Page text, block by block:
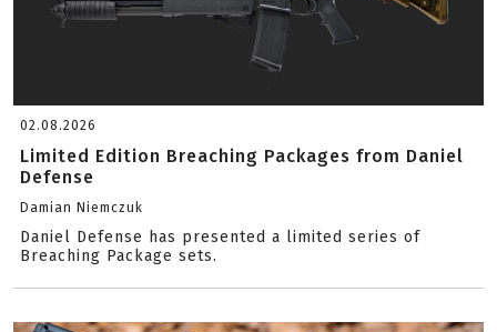
02.08.2026
Limited Edition Breaching Packages from Daniel
Defense
Damian Niemczuk
Daniel Defense has presented a limited series of
Breaching Package sets.